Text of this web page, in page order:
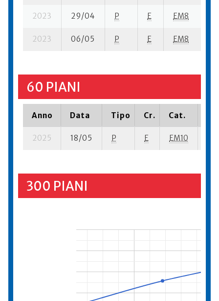
2023 29/04 P E EM8
2023 06/05 P E EM8
60 PIANI
Anno Data Tipo Cr. Cat.
2025 18/05 P E EM10
300 PIANI